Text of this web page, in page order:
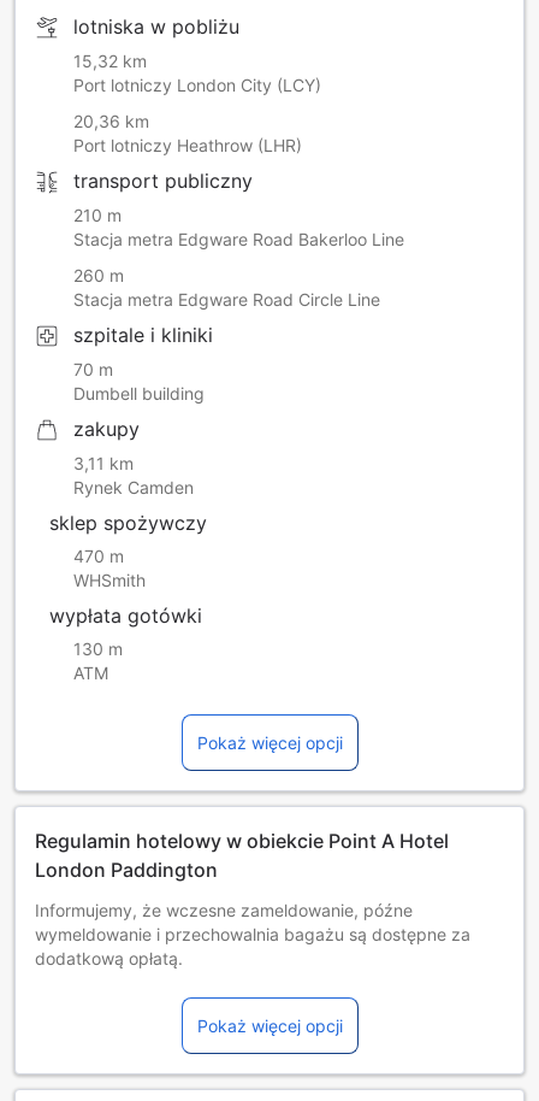
lotniska w pobliżu
15,32 km
Port lotniczy London City (LCY)
20,36 km
Port lotniczy Heathrow (LHR)
transport publiczny
210 m
Stacja metra Edgware Road Bakerloo Line
260 m
Stacja metra Edgware Road Circle Line
szpitale i kliniki
70 m
Dumbell building
zakupy
3,11 km
Rynek Camden
sklep spożywczy
470 m
WHSmith
wypłata gotówki
130 m
ATM
Pokaż więcej opcji
Regulamin hotelowy w obiekcie Point A Hotel
London Paddington
Informujemy, że wczesne zameldowanie, późne
wymeldowanie i przechowalnia bagażu są dostępne za
dodatkową opłatą.
pobytu. Szczegółowych informacji udziela obsługa obiektu.
A fee of £25 will be charged for late check-out up to 3:00
Dzieci i dostawki
Pokaż więcej opcji